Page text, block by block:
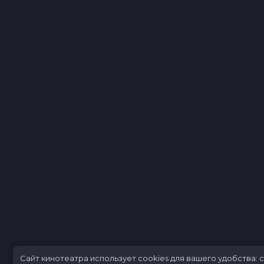
Сайт кинотеатра использует cookies для вашего